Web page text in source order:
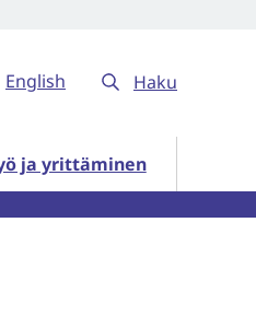
English Haku
ja yrittäminen
ja yrittäminen alasivut